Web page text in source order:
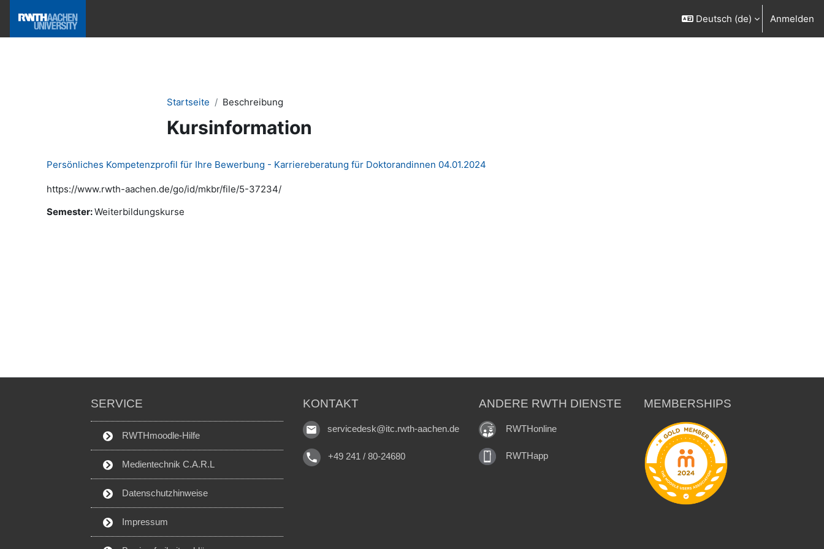
Deutsch ‎(de)‎ Anmelden
Startseite Beschreibung
Kursinformation
Persönliches Kompetenzprofil für Ihre Bewerbung - Karriereberatung für Doktorandinnen 04.01.2024
https://www.rwth-aachen.de/go/id/mkbr/file/5-37234/
Semester:Weiterbildungskurse
SERVICE
RWTHmoodle-Hilfe
Medientechnik C.A.R.L
Datenschutzhinweise
Impressum
KONTAKT
servicedesk@itc.rwth-aachen.de
+49 241 / 80-24680
ANDERE RWTH DIENSTE
RWTHonline
RWTHapp
MEMBERSHIPS